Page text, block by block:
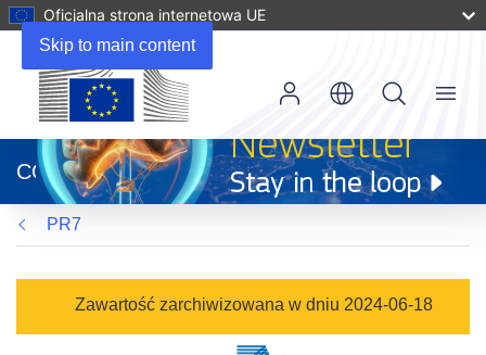
Skip to main content
Oficjalna strona internetowa UE
otworzy
się
w
nowym
oknie)
CORDIS
Menu
PR7
Zawartość zarchiwizowana w dniu 2024-06-18